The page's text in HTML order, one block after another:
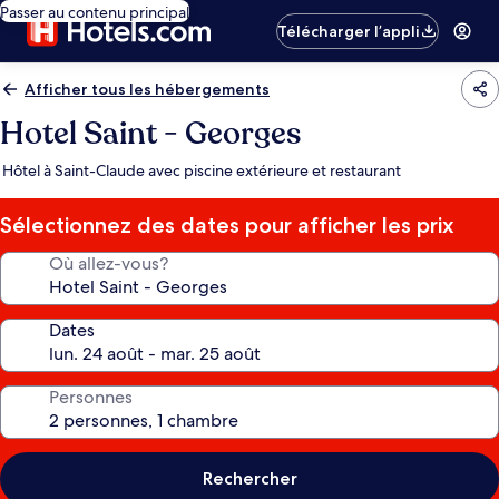
Passer au contenu principal
Télécharger l’appli
Afficher tous les hébergements
Hotel Saint - Georges
Hôtel à Saint-Claude avec piscine extérieure et restaurant
Sélectionnez des dates pour afficher les prix
Où allez-vous?
Dates
Personnes
Rechercher